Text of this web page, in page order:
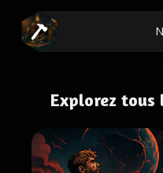
Explorez tous